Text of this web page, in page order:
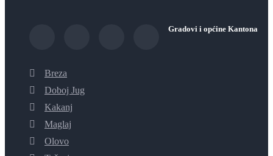
Gradovi i općine Kantona
Breza
Doboj Jug
Kakanj
Maglaj
Olovo